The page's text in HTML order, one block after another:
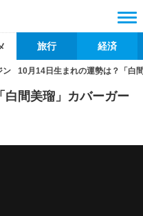
旅行 経済
ン 10月14日生まれの運勢は？「白
白間美瑠」カバーガー